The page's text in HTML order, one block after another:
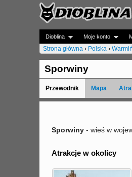
Dioblina Moje konto
J
e
s
Strona główna › Polska ›
Sporwiny
Przewodnik Mapa
Sporwiny - wieś w
Atrakcje w okolicy